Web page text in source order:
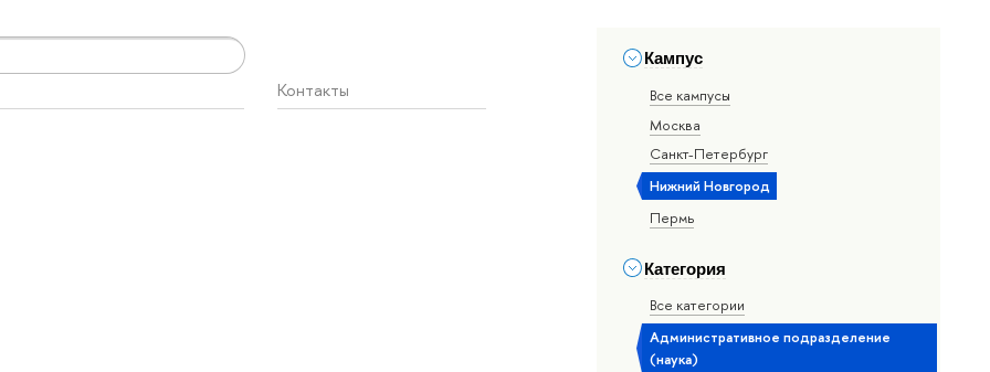
Кампус
Все кампусы
Москва
Санкт-Петербург
Нижний Новгород
Пермь
Категория
Все категории
Административное подразделение
(наука)
Контакты